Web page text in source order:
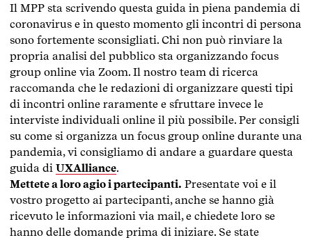
Il MPP sta scrivendo questa guida in piena pandemia di
coronavirus e in questo momento gli incontri di persona
sono fortemente sconsigliati. Chi non può rinviare la
propria analisi del pubblico sta organizzando focus
group online via Zoom. Il nostro team di ricerca
raccomanda che le redazioni di organizzare questi tipi
di incontri online raramente e sfruttare invece le
interviste individuali online il più possibile. Per consigli
su come si organizza un focus group online durante una
pandemia, vi consigliamo di andare a guardare questa
guida di UXAlliance.
Mettete a loro agio i partecipanti. Presentate voi e il
vostro progetto ai partecipanti, anche se hanno già
ricevuto le informazioni via mail, e chiedete loro se
hanno delle domande prima di iniziare. Se state